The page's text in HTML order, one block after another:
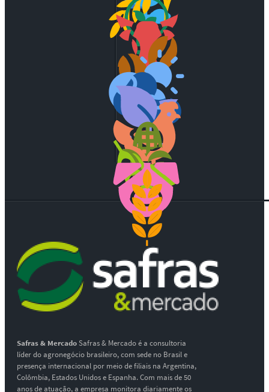
Safras & MercadoSafras & Mercado é a consultoria
líder do agronegócio brasileiro, com sede no Brasil e
presença internacional por meio de filiais na Argentina,
Colômbia, Estados Unidos e Espanha. Com mais de 50
anos de atuação, a empresa monitora diariamente os